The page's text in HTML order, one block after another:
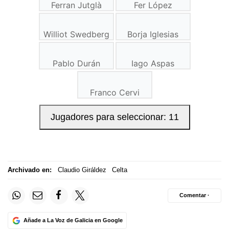
Archivado en: Claudio Giráldez Celta
Añade a La Voz de Galicia en Google
Comentar ·